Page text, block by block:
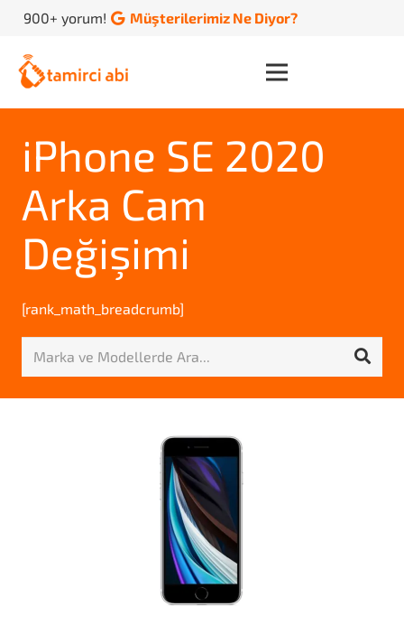
900+ yorum! Müşterilerimiz Ne Diyor?
iPhone SE 2020
Arka Cam
Değişimi
[rank_math_breadcrumb]